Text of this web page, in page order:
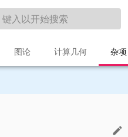
图论 计算几何 杂项